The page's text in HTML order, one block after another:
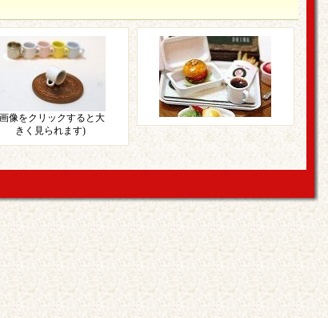
像をクリックすると大
きく見られます)